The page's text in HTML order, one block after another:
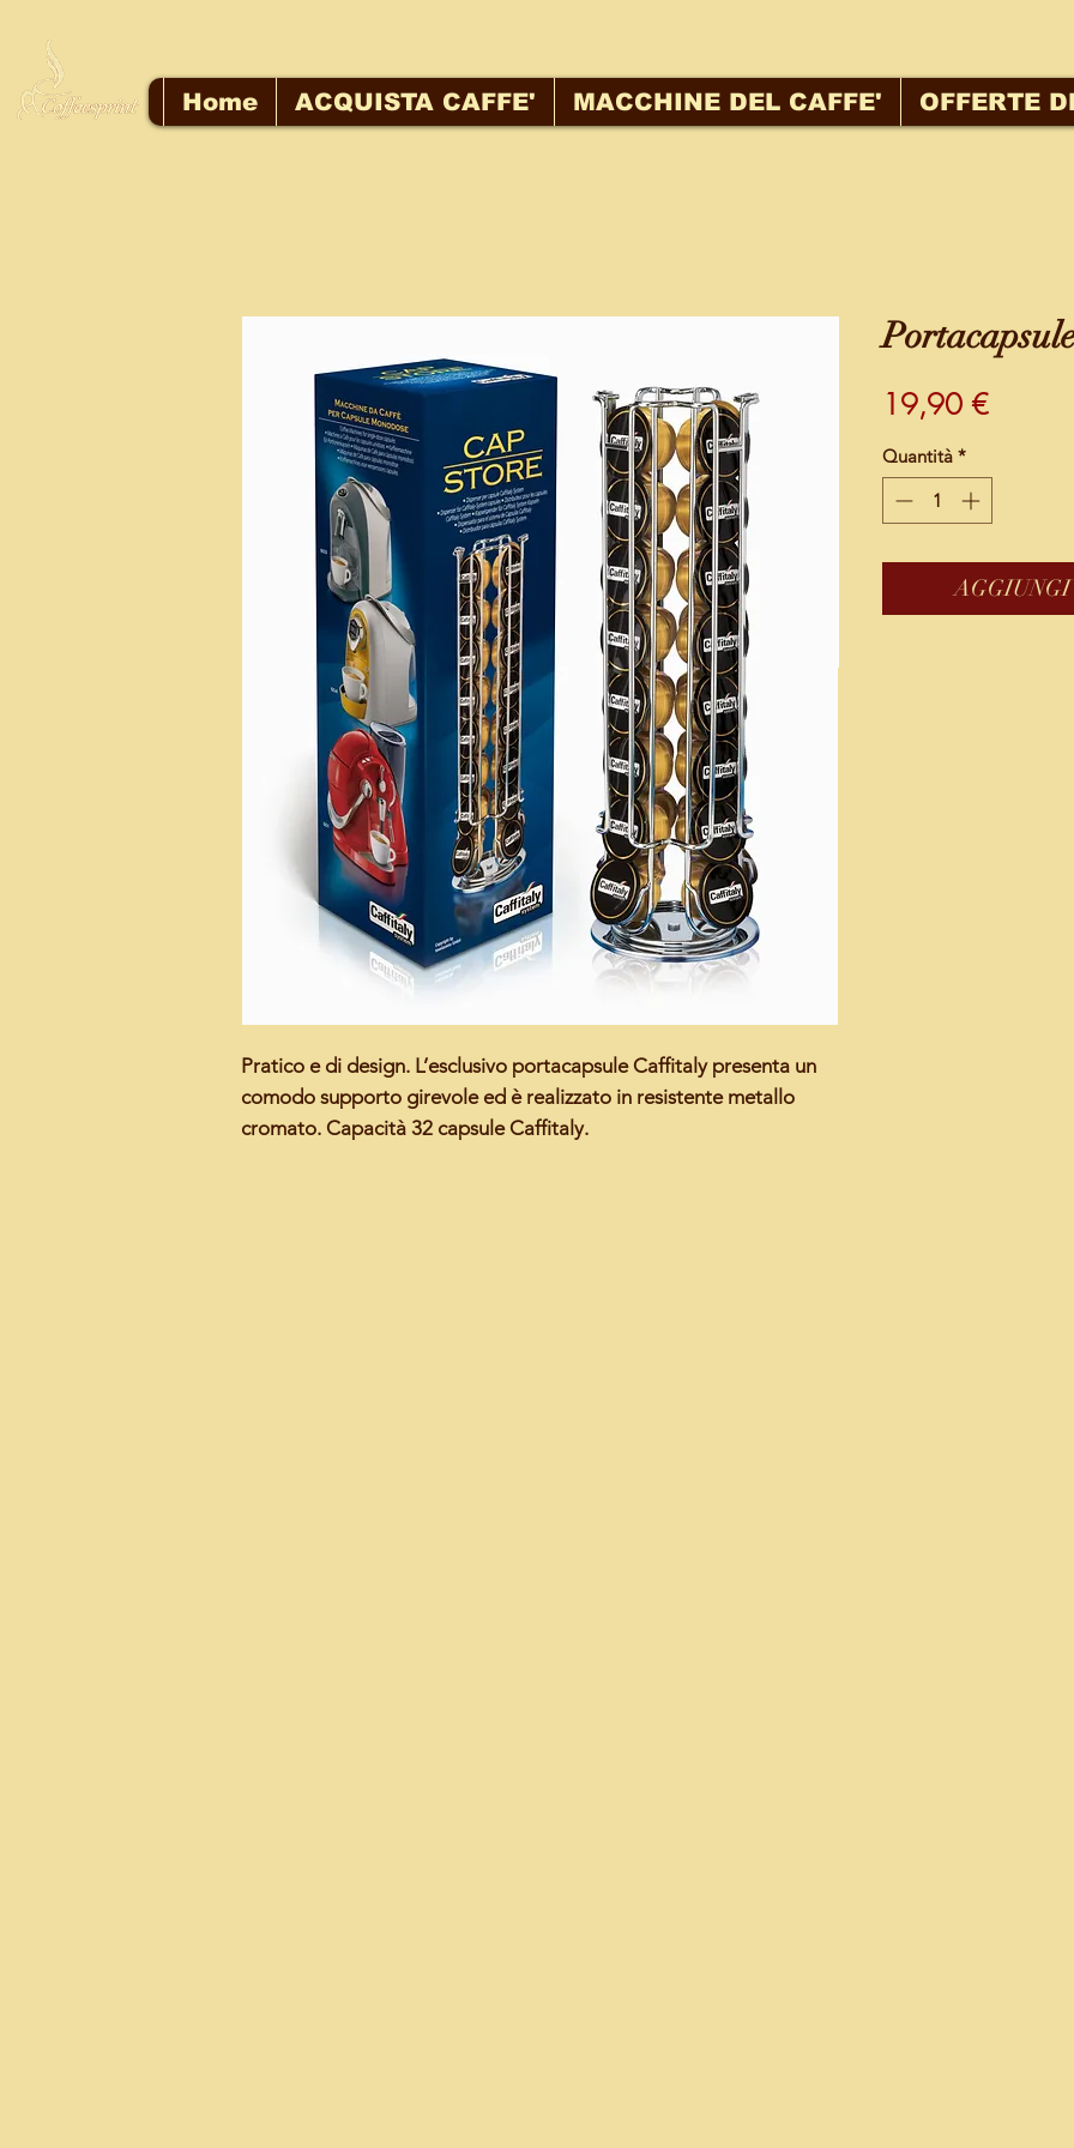
Home ACQUISTA CAFFE' MACCHINE DEL CAFFE' OFFERTE
Pratico e di design. L’esclusivo portacapsule Caffitalypresenta un
comodo supporto girevole ed è realizzato in resistente metallo
cromato. Capacità 32 capsule Caffitaly.
19,90 €Prezzo
Quantità *